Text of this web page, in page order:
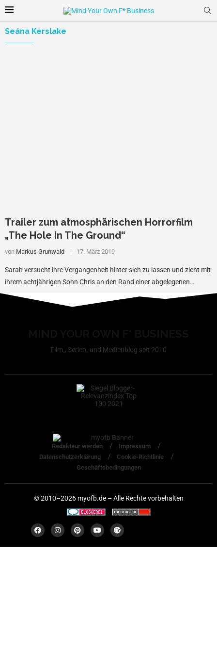
Seána Kerslake
Trailer zum atmosphärischen Horrorfilm
„The Hole In The Ground“
von Markus Grunwald 17. März 2019
Sarah versucht ihre Vergangenheit hinter sich zu lassen und zieht mit
ihrem achtjährigen Sohn Chris an den Rand einer abgelegenen…
Film-, Serien- und Medienblog seit 2010
Redakteur werden
Impressum
Datenschutzerklärung
Cookie-Richtlinie
Geschäftsbedingungen
© 2010–2026 myofb.de – Alle Rechte vorbehalten